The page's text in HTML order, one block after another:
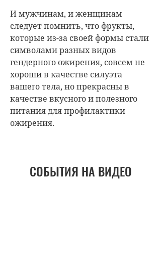
И мужчинам, и женщинам
следует помнить, что фрукты,
которые из-за своей формы стали
символами разных видов
гендерного ожирения, совсем не
хороши в качестве силуэта
вашего тела, но прекрасны в
качестве вкусного и полезного
питания для профилактики
ожирения.
СОБЫТИЯ НА ВИДЕО